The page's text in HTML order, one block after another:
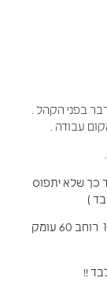
בפני הקהל .
עבודה .
כך שלא יתפוס
מידות פודיום מתקבל חזית 110 גובה למרצה 100 רוחב 60 עומק